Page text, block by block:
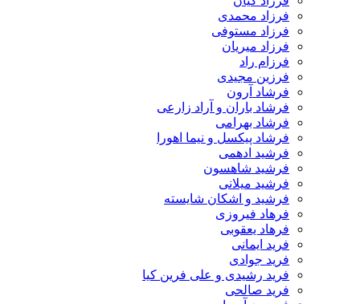
فرزاد محمدی
فرزاد مستوفی
فرزاد میریان
فرزام راد
فرزین مجیدی
فرشاد آرون
فرشاد باران و آراد زارعی
فرشاد بهرامی
فرشاد پیکسل و نیما اهورا
فرشید ادهمی
فرشید شاهسون
فرشید میلانی
فرشید و اشکان شایسته
فرهاد فیروزی
فرهاد یعقوبی
فرید ایمانی
فرید جوادی
فرید رشیدی و علی فرین کیا
فرید صالحی